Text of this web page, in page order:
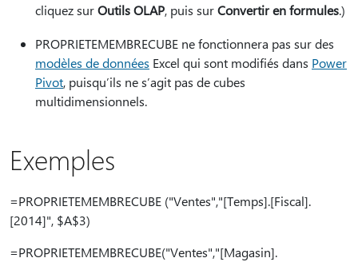
cliquez surOutils OLAP, puis surConvertir en formules.)
PROPRIETEMEMBRECUBE ne fonctionnera pas sur des
modèles de données Excel qui sont modifiés dans Power
Pivot, puisqu’ils ne s’agit pas de cubes
multidimensionnels.
Exemples
=PROPRIETEMEMBRECUBE ("Ventes","[Temps].[Fiscal].
[2014]", $A$3)
=PROPRIETEMEMBRECUBE("Ventes","[Magasin].